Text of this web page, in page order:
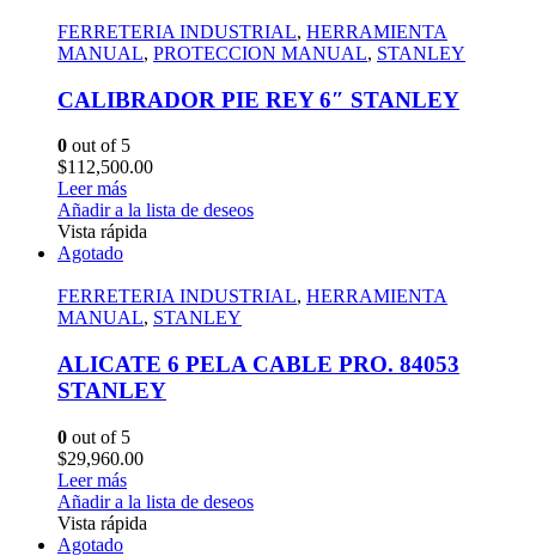
FERRETERIA INDUSTRIAL, HERRAMIENTA
MANUAL, PROTECCION MANUAL, STANLEY
CALIBRADOR PIE REY 6″ STANLEY
0 out of 5
$112,500.00
Leer más
Añadir a la lista de deseos
Vista rápida
Agotado
FERRETERIA INDUSTRIAL, HERRAMIENTA
MANUAL, STANLEY
ALICATE 6 PELA CABLE PRO. 84053
STANLEY
0 out of 5
$29,960.00
Leer más
Añadir a la lista de deseos
Vista rápida
Agotado